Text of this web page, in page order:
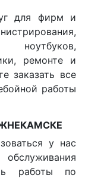
для фирм и
ремонте и
заказать все
работы
у нас
работы по